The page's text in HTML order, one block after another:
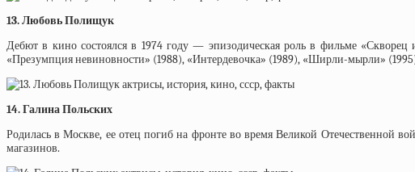
13. Любовь Полищук
Дебют в кино состоялся в 1974 году — эпизодическая роль в фильме
«Презумпция невиновности» (1988), «Интердевочка» (1989), «Ширли-мырли»
14. Галина Польских
Родилась в Москве, ее отец погиб на фронте во время Великой Отечественной
магазинов.